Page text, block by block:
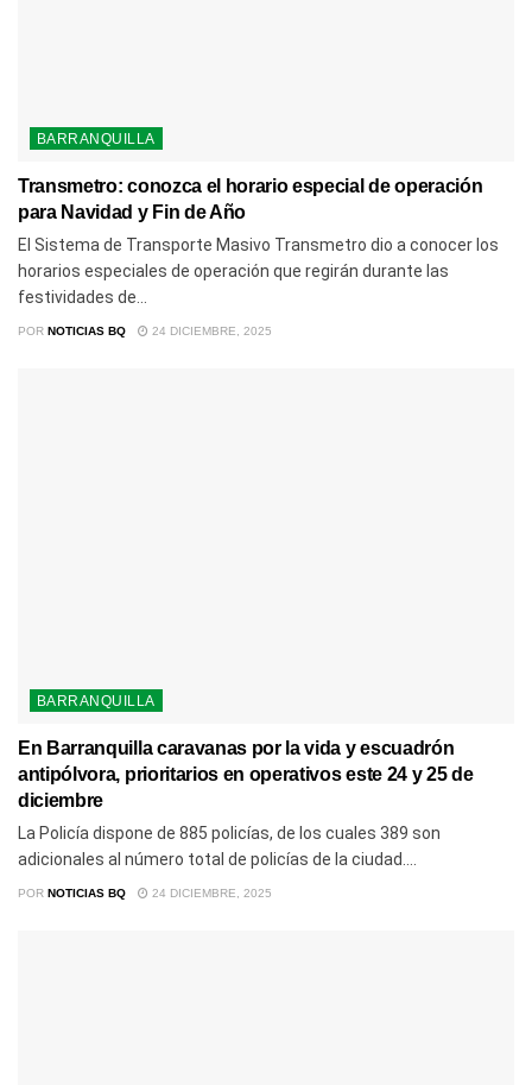
BARRANQUILLA
Transmetro: conozca el horario especial de operación
para Navidad y Fin de Año
El Sistema de Transporte Masivo Transmetro dio a conocer los
horarios especiales de operación que regirán durante las
festividades de...
POR NOTICIAS BQ 24 DICIEMBRE, 2025
BARRANQUILLA
En Barranquilla caravanas por la vida y escuadrón
antipólvora, prioritarios en operativos este 24 y 25 de
diciembre
La Policía dispone de 885 policías, de los cuales 389 son
adicionales al número total de policías de la ciudad....
POR NOTICIAS BQ 24 DICIEMBRE, 2025